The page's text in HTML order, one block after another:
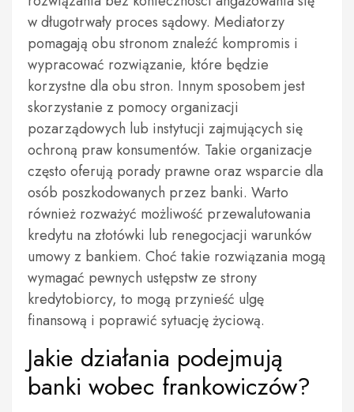
w długotrwały proces sądowy. Mediatorzy
pomagają obu stronom znaleźć kompromis i
wypracować rozwiązanie, które będzie
korzystne dla obu stron. Innym sposobem jest
skorzystanie z pomocy organizacji
pozarządowych lub instytucji zajmujących się
ochroną praw konsumentów. Takie organizacje
często oferują porady prawne oraz wsparcie dla
osób poszkodowanych przez banki. Warto
również rozważyć możliwość przewalutowania
kredytu na złotówki lub renegocjacji warunków
umowy z bankiem. Choć takie rozwiązania mogą
wymagać pewnych ustępstw ze strony
kredytobiorcy, to mogą przynieść ulgę
finansową i poprawić sytuację życiową.
Jakie działania podejmują
banki wobec frankowiczów?